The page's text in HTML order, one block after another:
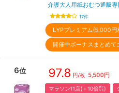
介護大人用紙おむつ通販
17件
LYPプレミアム(5,000
開催中ボーナスまとめ
6位 97.8 円/枚 5,500円
マラソン11店(＋10倍㌽)